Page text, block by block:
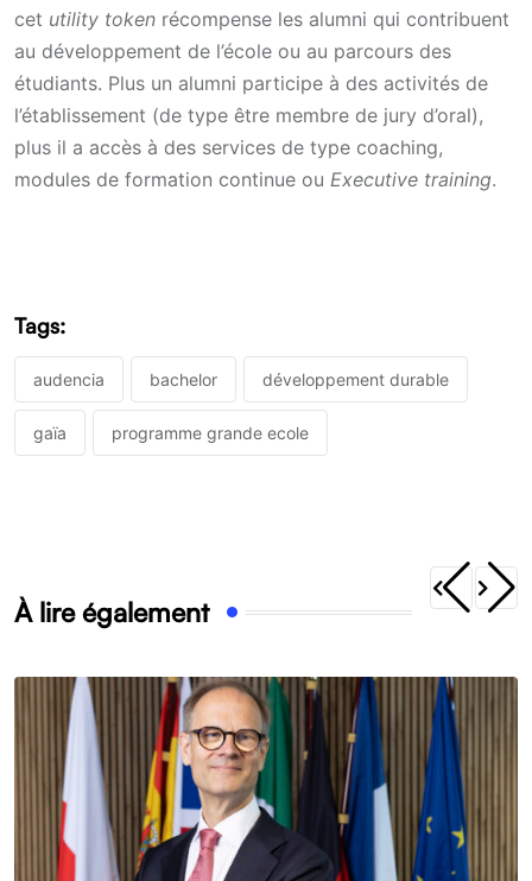
cet utility token récompense les alumni qui contribuent
au développement de l’école ou au parcours des
étudiants. Plus un alumni participe à des activités de
l’établissement (de type être membre de jury d’oral),
plus il a accès à des services de type coaching,
modules de formation continue ou Executive training.
Tags:
audencia bachelor développement durable
gaïa programme grande ecole
À lire également